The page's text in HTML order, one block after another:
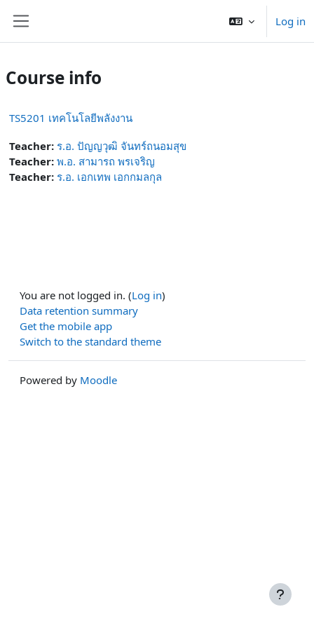
Log in
Course info
TS5201 เทคโนโลยีพลังงาน
Teacher: ร.อ. ปัญญวุฒิ จันทร์ถนอมสุข
Teacher: พ.อ. สามารถ พรเจริญ
Teacher: ร.อ. เอกเทพ เอกกมลกุล
You are not logged in. (Log in)
Data retention summary
Get the mobile app
Switch to the standard theme
Powered by Moodle